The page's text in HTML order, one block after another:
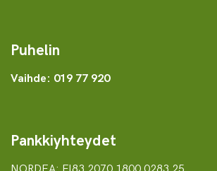
Puhelin
Vaihde: 019 77 920
Pankkiyhteydet
NORDEA: FI83 2070 1800 0283 25